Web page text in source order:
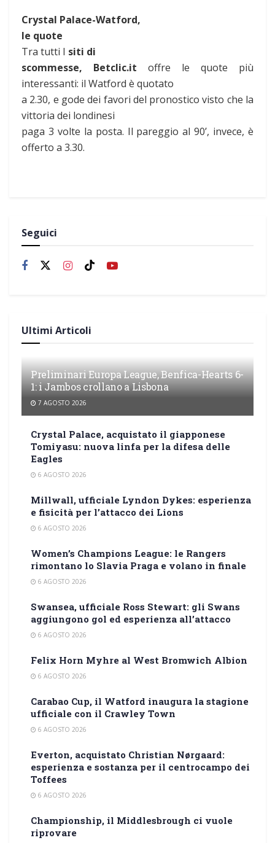
Crystal Palace-Watford,
le quote
Tra tutti I siti di
scommesse, Betclic.it offre le quote più
interessanti: il Watford è quotato
a 2.30, e gode dei favori del pronostico visto che la
vittoria dei londinesi
paga 3 volte la posta. Il pareggio al 90’, invece, è
offerto a 3.30.
Seguici
Ultimi Articoli
Preliminari Europa League, Benfica-Hearts 6-
1: i Jambos crollano a Lisbona
7 AGOSTO 2026
Crystal Palace, acquistato il giapponese
Tomiyasu: nuova linfa per la difesa delle
Eagles
6 AGOSTO 2026
Millwall, ufficiale Lyndon Dykes: esperienza
e fisicità per l’attacco dei Lions
6 AGOSTO 2026
Women’s Champions League: le Rangers
rimontano lo Slavia Praga e volano in finale
6 AGOSTO 2026
Swansea, ufficiale Ross Stewart: gli Swans
aggiungono gol ed esperienza all’attacco
6 AGOSTO 2026
Felix Horn Myhre al West Bromwich Albion
6 AGOSTO 2026
Carabao Cup, il Watford inaugura la stagione
ufficiale con il Crawley Town
6 AGOSTO 2026
Everton, acquistato Christian Nørgaard:
esperienza e sostanza per il centrocampo dei
Toffees
6 AGOSTO 2026
Championship, il Middlesbrough ci vuole
riprovare